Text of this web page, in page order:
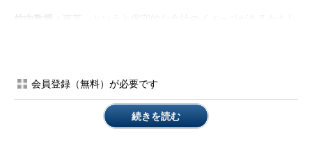
竹内教授：
ンチャー企業にいく人間はかなりいますよ。
――それは確かに意外です。竹内さんが所属していた部署は自由
な風土だったということでしょうか。
会員登録（無料）が必要です
続きを読む